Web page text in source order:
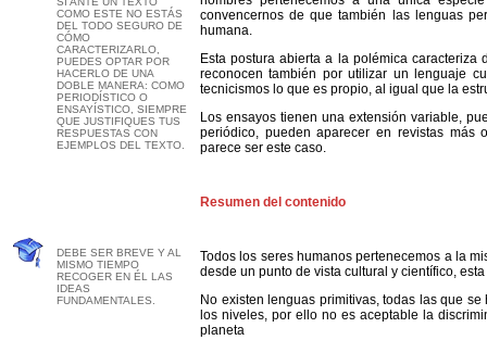
COMO ESTE NO ESTÁS
DEL TODO SEGURO DE
CÓMO
CARACTERIZARLO,
PUEDES OPTAR POR
HACERLO DE UNA
DOBLE MANERA: COMO
PERIODÍSTICO O
ENSAYÍSTICO, SIEMPRE
QUE JUSTIFIQUES TUS
RESPUESTAS CON
EJEMPLOS DEL TEXTO.
convencernos de que también las lenguas
humana.
Esta postura abierta a la polémica
reconocen también por utilizar un lenguaje
tecnicismos lo que es propio, al igual que la
Los ensayos tienen una extensión variable,
periódico, pueden aparecer en revistas más
parece ser este caso.
Resumen del contenido
DEBE SER BREVE Y AL
MISMO TIEMPO
RECOGER EN ÉL LAS
IDEAS
FUNDAMENTALES.
Todos los seres humanos pertenecemos a la
desde un punto de vista cultural y científico,
No existen lenguas primitivas, todas las que
los niveles, por ello no es aceptable la
planeta